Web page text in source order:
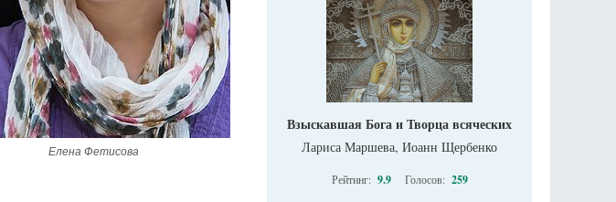
Елена Фетисова
Взыскавшая Бога и Творца всяческих
Лариса Маршева, Иоанн Щербенко
Рейтинг: 9.9 Голосов: 259